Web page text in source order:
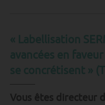
« Labellisation
avancées en
se concrétisent »
Vous êtes directeur